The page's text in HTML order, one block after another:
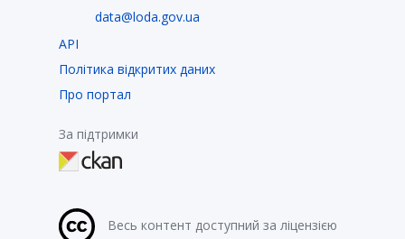
data@loda.gov.ua
API
Політика відкритих даних
Про портал
За підтримки
Весь контент доступний за ліцензією